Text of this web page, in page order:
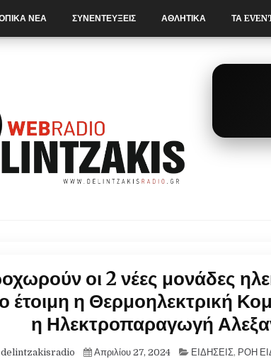
ΝΕΑ ΣΥΝΕΝΤΕΥΞΕΙΣ ΑΘΛΗΤΙΚΑ ΤΑ
οι 2 νέες μονάδες
έτοιμη η Θερμοηλεκτρική
η Ηλεκτροπαραγωγή
delintzakisradio Απριλίου 27, 2024 ΕΙΔΗΣΕΙΣ, ΡΟΗ